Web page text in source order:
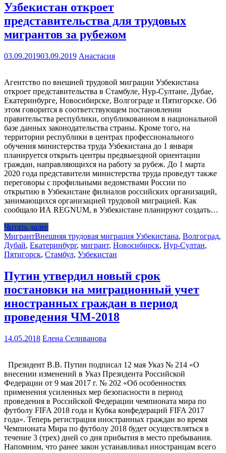
Узбекистан откроет
представительства для трудовых
мигрантов за рубежом
03.09.201903.09.2019 Анастасия
Агентство по внешней трудовой миграции Узбекистана
откроет представительства в Стамбуле, Нур-Султане, Дубае,
Екатеринбурге, Новосибирске, Волгограде и Пятигорске. Об
этом говорится в соответствующем постановлении
правительства республики, опубликованном в национальной
базе данных законодательства страны. Кроме того, на
территории республики в центрах профессионального
обучения министерства труда Узбекистана до 1 января
планируется открыть центры предвыездной ориентации
граждан, направляющихся на работу за рубеж. До 1 марта
2020 года представители министерства труда проведут также
переговоры с профильными ведомствами России по
открытию в Узбекистане филиалов российских организаций,
занимающихся организацией трудовой миграцией. Как
сообщало ИА REGNUM, в Узбекистане планируют создать…
Читать далее
МигрантВнешняя трудовая миграция Узбекистана, Волгоград,
Дубай, Екатеринбург, мигрант, Новосибирск, Нур-Султан,
Пятигорск, Стамбул, Узбекистан
Путин утвердил новый срок
постановки на миграционный учет
иностранных граждан в период
проведения ЧМ-2018
14.05.2018 Елена Селиванова
Президент В.В. Путин подписал 12 мая Указ № 214 «О
внесении изменений в Указ Президента Российской
Федерации от 9 мая 2017 г. № 202 «Об особенностях
применения усиленных мер безопасности в период
проведения в Российской Федерации чемпионата мира по
футболу FIFA 2018 года и Кубка конфедераций FIFA 2017
года». Теперь регистрация иностранных граждан во время
Чемпионата Мира по футболу 2018 будет осуществляться в
течение 3 (трех) дней со дня прибытия в место пребывания.
Напомним, что ранее закон устанавливал иностранцам всего